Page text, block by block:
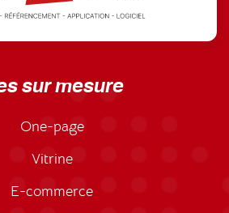
sur mesure
One-page
Vitrine
E-commerce